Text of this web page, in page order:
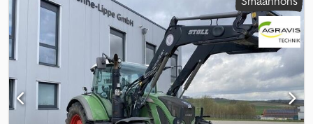
Klimatanläggning - Radio Dkodpfx Aey Sx Uksi Ijr = Ytterligare
information = Axel 1: Däckets storlek: 600/70 R30 Axel 2: Däckets
storlek: 650/55 R42 Körning: Hjul Antal cylindrar: 6 Bruttovikt:
14.500 kg Hjulbas: 292 cm Utsläppsklass: Euro 6